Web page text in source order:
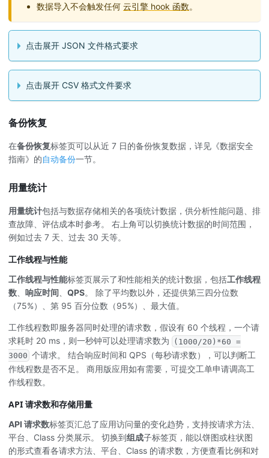
数据导入不会触发任何 云引擎 hook 函数。
点击展开 JSON 文件格式要求
点击展开 CSV 格式文件要求
备份恢复
在备份恢复标签页可以从近 7 日的备份恢复数据，详见《数据安全
指南》的自动备份一节。
用量统计
用量统计包括与数据存储相关的各项统计数据，供分析性能问题、排
查故障、评估成本时参考。 右上角可以切换统计数据的时间范围，
例如过去 7 天、过去 30 天等。
工作线程与性能
工作线程与性能标签页展示了和性能相关的统计数据，包括工作线程
数、 响应时间、 QPS。 除了平均数以外，还提供第三四分位数
（75%）、第 95 百分位数（95%）、最大值。
工作线程数即服务器同时处理的请求数，假设有 60 个线程，一个请
求耗时 20 ms，则一秒钟可以处理请求数为
(1000/20)*60 =
3000 个请求。 结合响应时间和 QPS（每秒请求数），可以判断工
作线程数是否不足。 商用版应用如有需要，可提交工单申请调高工
作线程数。
API 请求数和存储用量
API 请求数标签页汇总了应用访问量的变化趋势，支持按请求方法、
平台、Class 分类展示。 切换到组成子标签页，能以饼图或柱状图
的形式查看各请求方法、平台、Class 的请求数，方便查看比例和对